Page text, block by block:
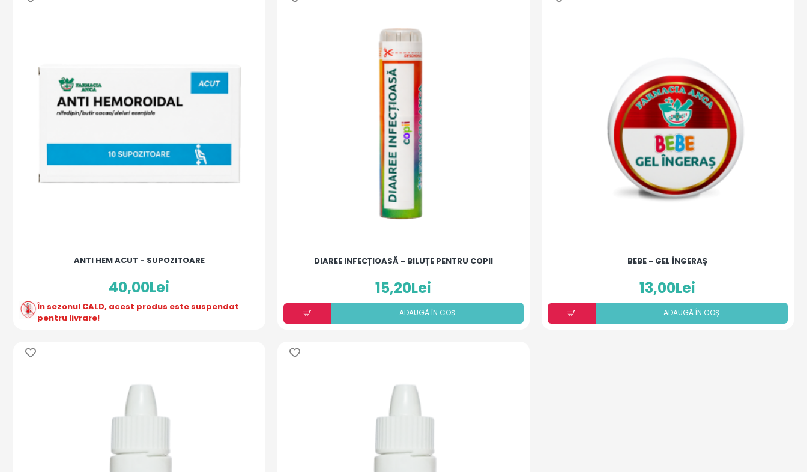
ANTI HEM ACUT - SUPOZITOARE
40,00Lei
În sezonul CALD, acest produs este suspendat
pentru livrare!
DIAREE INFECȚIOASĂ - BILUȚE PENTRU COPII
15,20Lei
ADAUGÃ ÎN COȘ
BEBE - GEL ÎNGERAȘ
13,00Lei
ADAUGÃ ÎN COȘ